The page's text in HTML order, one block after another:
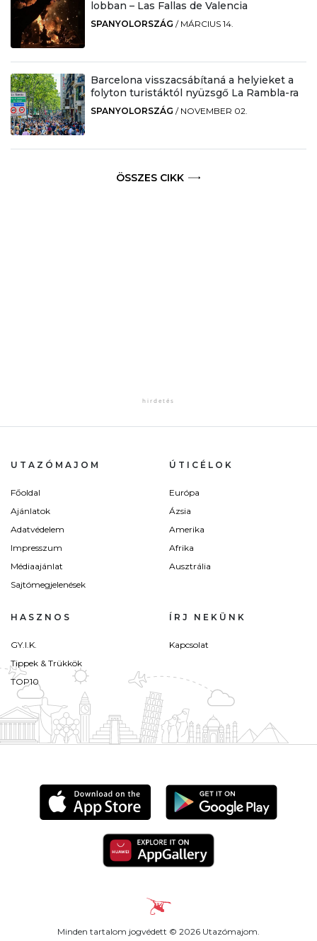
lobban – Las Fallas de Valencia
SPANYOLORSZÁG / MÁRCIUS 14.
Barcelona visszacsábítaná a helyieket a
folyton turistáktól nyüzsgő La Rambla-ra
SPANYOLORSZÁG / NOVEMBER 02.
ÖSSZES CIKK
UTAZÓMAJOM
Főoldal
Ajánlatok
Adatvédelem
Impresszum
Médiaajánlat
Sajtómegjelenések
ÚTICÉLOK
Európa
Ázsia
Amerika
Afrika
Ausztrália
HASZNOS
GY.I.K.
Tippek & Trükkök
TOP10
ÍRJ NEKÜNK
Kapcsolat
Minden tartalom jogvédett © 2026 Utazómajom.